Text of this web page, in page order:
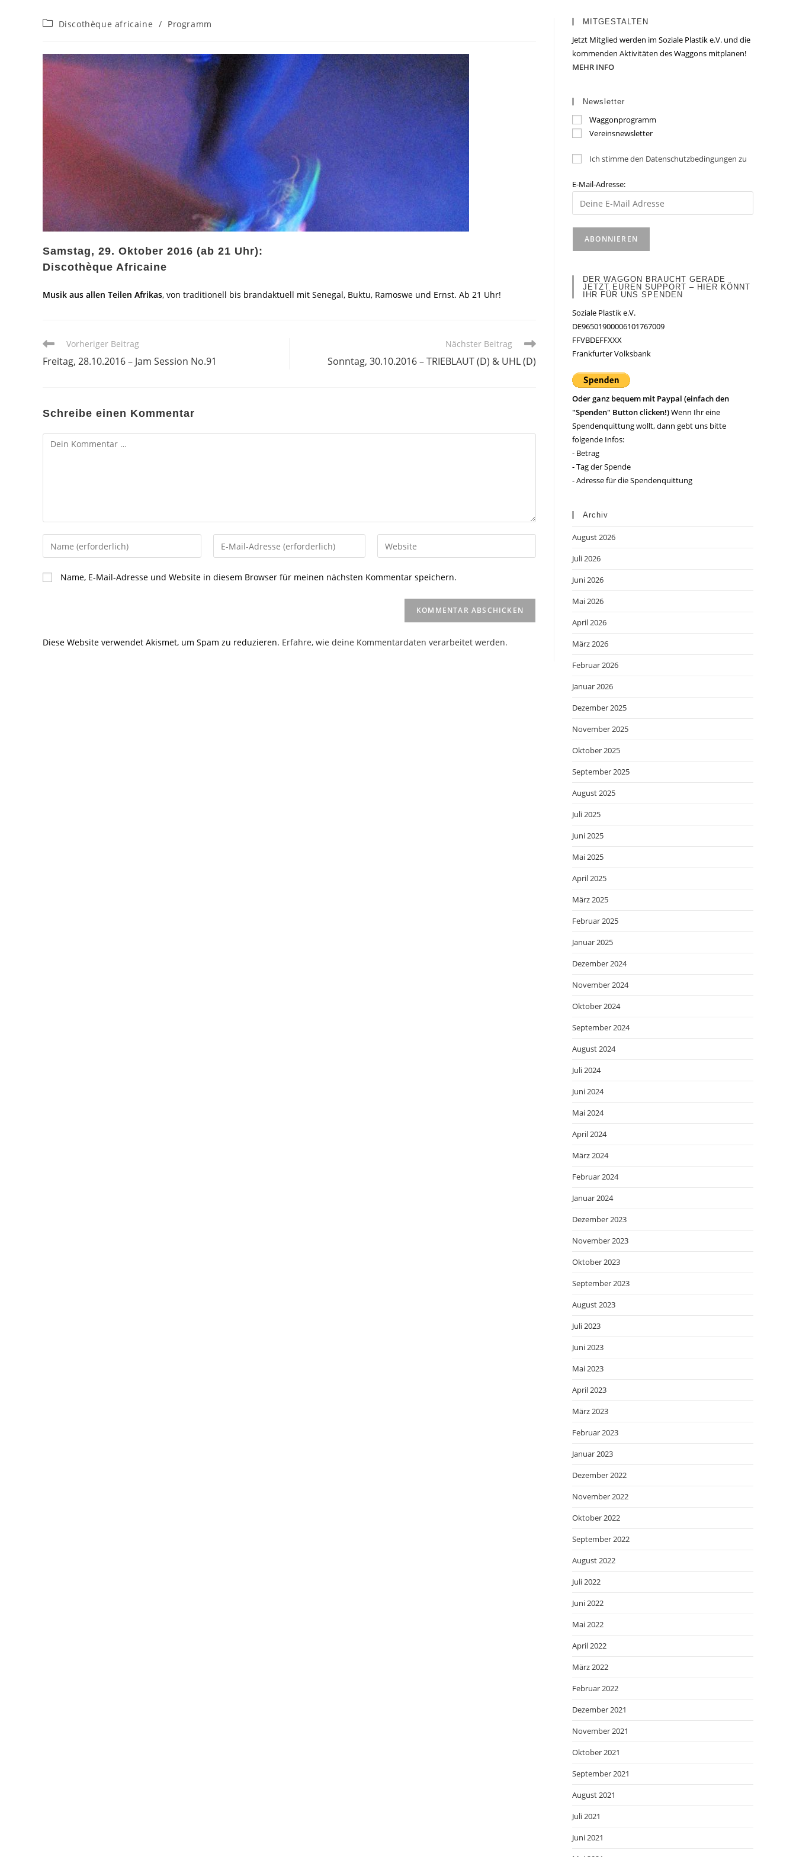
Beitrags-
Discothèque africaine / Programm
Samstag, 29. Oktober 2016 (ab 21 Uhr):
Discothèque Africaine
Musik aus allen Teilen Afrikas, von traditionell bis brandaktuell mit Senegal, Buktu, Ramoswe und Ernst. Ab 21 Uhr!
Weitere
ansehen
Vorheriger Beitrag
Freitag, 28.10.2016 – Jam Session No.91
Nächster Beitrag
Sonntag, 30.10.2016 – TRIEBLAUT (D) & UHL (D)
Schreibe einen Kommentar
Kommentar
Gib
deinen
Namen
oder
ein
Gib
deine
ein
Gib
deine
Name, E-Mail-Adresse und Website in diesem Browser für meinen nächsten Kommentar speichern.
Diese Website verwendet Akismet, um Spam zu reduzieren. Erfahre, wie deine Kommentardaten verarbeitet werden.
MITGESTALTEN
Jetzt Mitglied werden im Soziale Plastik e.V. und die
kommenden Aktivitäten des Waggons mitplanen!
MEHR INFO
Newsletter
Waggonprogramm
Vereinsnewsletter
Ich stimme den Datenschutzbedingungen zu
E-Mail-Adresse:
DER WAGGON BRAUCHT GERADE
JETZT EUREN SUPPORT – HIER KÖNNT
IHR FÜR UNS SPENDEN
Soziale Plastik e.V.
DE96501900006101767009
FFVBDEFFXXX
Frankfurter Volksbank
Oder ganz bequem mit Paypal (einfach den
"Spenden" Button clicken!)Wenn Ihr eine
Spendenquittung wollt, dann gebt uns bitte
folgende Infos:
- Betrag
- Tag der Spende
- Adresse für die Spendenquittung
Archiv
August 2026
Juli 2026
Juni 2026
Mai 2026
April 2026
März 2026
Februar 2026
Januar 2026
Dezember 2025
November 2025
Oktober 2025
September 2025
August 2025
Juli 2025
Juni 2025
Mai 2025
April 2025
März 2025
Februar 2025
Januar 2025
Dezember 2024
November 2024
Oktober 2024
September 2024
August 2024
Juli 2024
Juni 2024
Mai 2024
April 2024
März 2024
Februar 2024
Januar 2024
Dezember 2023
November 2023
Oktober 2023
September 2023
August 2023
Juli 2023
Juni 2023
Mai 2023
April 2023
März 2023
Februar 2023
Januar 2023
Dezember 2022
November 2022
Oktober 2022
September 2022
August 2022
Juli 2022
Juni 2022
Mai 2022
April 2022
März 2022
Februar 2022
Dezember 2021
November 2021
Oktober 2021
September 2021
August 2021
Juli 2021
Juni 2021